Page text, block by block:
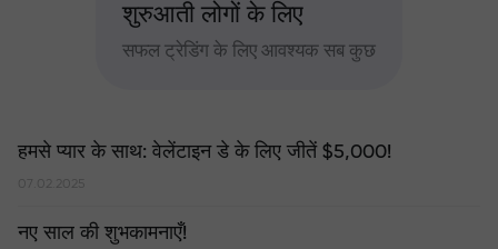
शुरुआती लोगों के लिए
सफल ट्रेडिंग के लिए आवश्यक सब कुछ
हमसे प्यार के साथ: वेलेंटाइन डे के लिए जीतें $5,000!
नए साल की शुभकामनाएँ!